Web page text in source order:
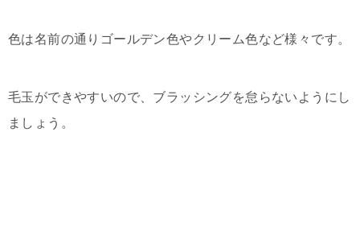
色は名前の通りゴールデン色やクリーム色など様々です。
毛玉ができやすいので、ブラッシングを怠らないようにし
ましょう。